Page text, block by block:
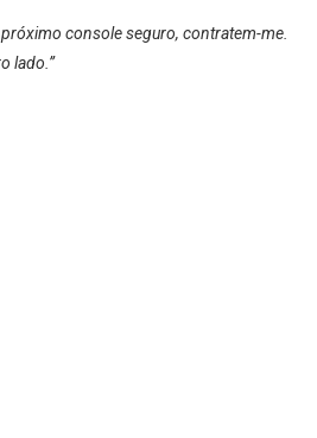
console seguro, contratem-me.
lado.”